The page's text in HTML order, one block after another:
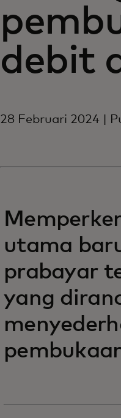
debit
28 Februari 2024 |
utama
prabayar
yang